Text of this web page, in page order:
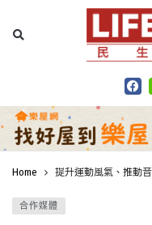
Home 提升運動風氣、推動
合作媒體